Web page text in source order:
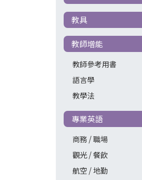
教具
教師增能
教師參考用書
語言學
教學法
專業英語
商務 / 職場
觀光 / 餐飲
航空 / 地勤